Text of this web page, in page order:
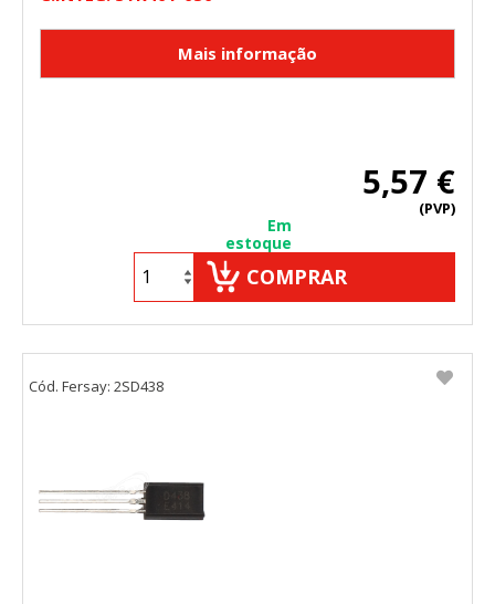
5,57 €
(PVP)
Em
estoque
COMPRAR
Cód. Fersay: 2SD438
consultar nuestrapolítica de cookies